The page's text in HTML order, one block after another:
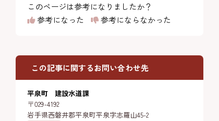
このページは参考になりましたか？
参考になった
参考にならなかった
この記事に関するお問い合わせ先
平泉町 建設水道課
〒029-4192
岩手県西磐井郡平泉町平泉字志羅山45-2